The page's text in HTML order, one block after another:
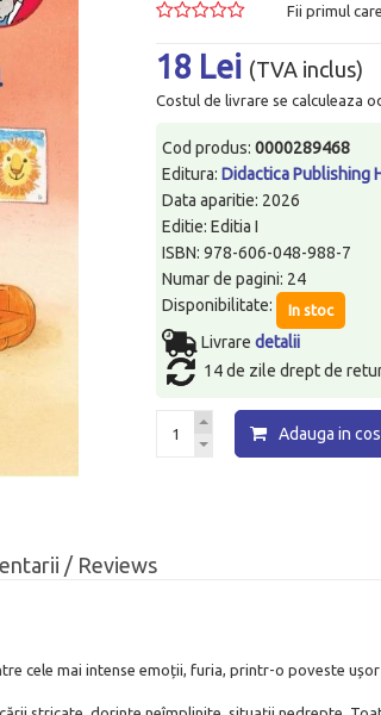
Fii primul
18 Lei (TVA inclus)
Costul de livrare se calculeaza
Cod produs:0000289468
Editura:Didactica Publishing
Data aparitie: 2026
Editie: Editia I
ISBN: 978-606-048-988-7
Numar de pagini: 24
Disponibilitate:
In stoc
Livraredetalii
14 de zile drept de
Adauga in cos
/ Reviews
cele mai intense emoții, furia, printr-o poveste ușor